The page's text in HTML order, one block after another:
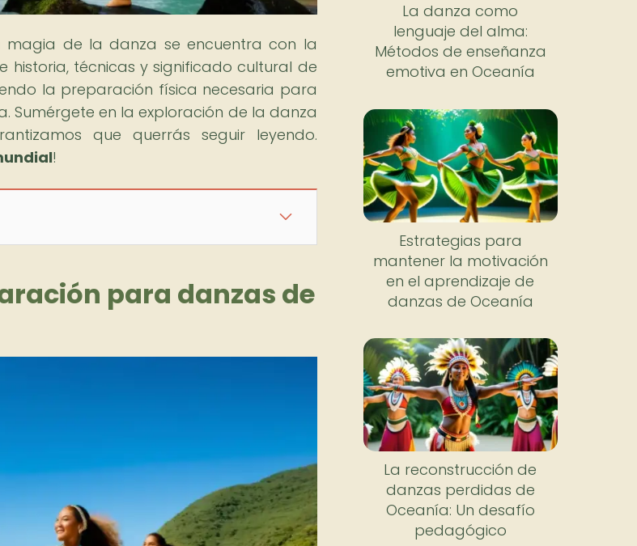
magia de la danza se encuentra con la
historia, técnicas y significado cultural de
la preparación física necesaria para
Sumérgete en la exploración de la danza
que querrás seguir leyendo.
!
para danzas de
La danza como
lenguaje del alma:
Métodos de enseñanza
emotiva en Oceanía
Estrategias para
mantener la motivación
en el aprendizaje de
danzas de Oceanía
La reconstrucción de
danzas perdidas de
Oceanía: Un desafío
pedagógico